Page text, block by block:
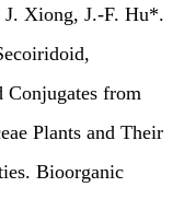
Xiong, J.-F. Hu*.
from
Plants and Their
Bioorganic